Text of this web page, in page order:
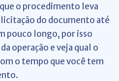
o procedimento leva
do documento até
pouco longo, por isso
operação e veja qual o
o tempo que você tem